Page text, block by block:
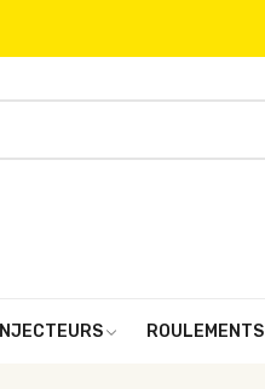
INJECTEURS ROULEMENTS